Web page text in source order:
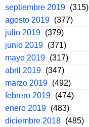
septiembre 2019 (315)
agosto 2019 (377)
julio 2019 (379)
junio 2019 (371)
mayo 2019 (317)
abril 2019 (347)
marzo 2019 (492)
febrero 2019 (474)
enero 2019 (483)
diciembre 2018 (485)